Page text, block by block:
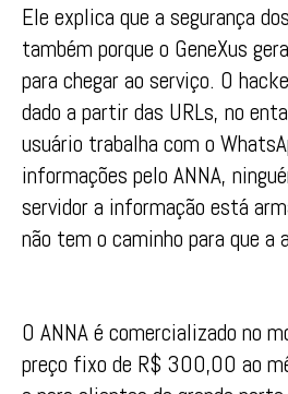
Ele explica que a segurança
também porque o GeneXus
para chegar ao serviço. O
dado a partir das URLs, no
usuário trabalha com o
informações pelo ANNA,
servidor a informação está
não tem o caminho para que a
O ANNA é comercializado no
preço fixo de R$ 300,00 ao